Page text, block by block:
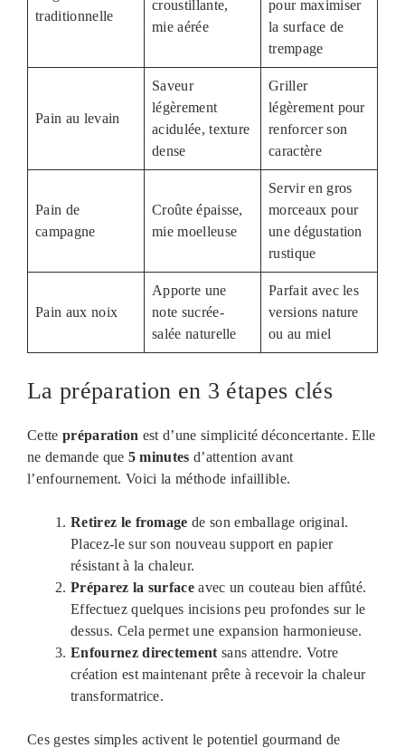
traditionnelle
croustillante,
mie aérée
pour maximiser
la surface de
trempage
Pain au levain
Saveur
légèrement
acidulée, texture
dense
Griller
légèrement pour
renforcer son
caractère
Pain de
campagne
Croûte épaisse,
mie moelleuse
Servir en gros
morceaux pour
une dégustation
rustique
Pain aux noix
Apporte une
note sucrée-
salée naturelle
Parfait avec les
versions nature
ou au miel
La préparation en 3 étapes clés
Cette préparation est d’une simplicité déconcertante. Elle
ne demande que 5 minutes d’attention avant
l’enfournement. Voici la méthode infaillible.
Retirez le fromage de son emballage original.
Placez-le sur son nouveau support en papier
résistant à la chaleur.
Préparez la surface avec un couteau bien affûté.
Effectuez quelques incisions peu profondes sur le
dessus. Cela permet une expansion harmonieuse.
Enfournez directement sans attendre. Votre
création est maintenant prête à recevoir la chaleur
transformatrice.
Ces gestes simples activent le potentiel gourmand de